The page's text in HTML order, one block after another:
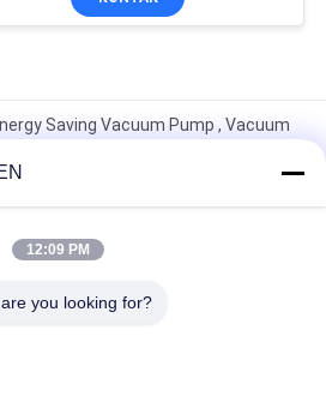
Saving Vacuum Pump , Vacuum
M Miniature Vacuum Pump
Pressure
VASB Vacuum Pad Vacuum
12:09 PM
you looking for?